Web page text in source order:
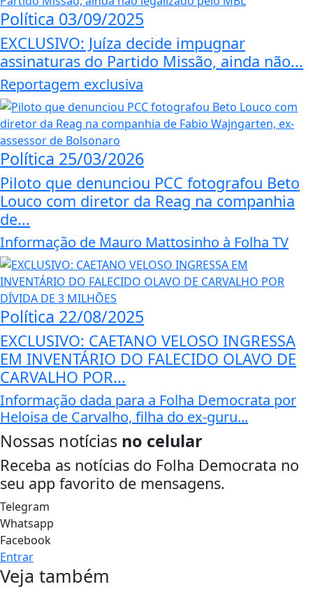
Política 03/09/2025
EXCLUSIVO: Juíza decide impugnar
assinaturas do Partido Missão, ainda não...
Reportagem exclusiva
Política 25/03/2026
Piloto que denunciou PCC fotografou Beto
Louco com diretor da Reag na companhia
de...
Informação de Mauro Mattosinho à Folha TV
Política 22/08/2025
EXCLUSIVO: CAETANO VELOSO INGRESSA
EM INVENTÁRIO DO FALECIDO OLAVO DE
CARVALHO POR...
Informação dada para a Folha Democrata por
Heloisa de Carvalho, filha do ex-guru...
Nossas notícias no celular
Receba as notícias do Folha Democrata no
seu app favorito de mensagens.
Telegram
Whatsapp
Facebook
Entrar
Veja também